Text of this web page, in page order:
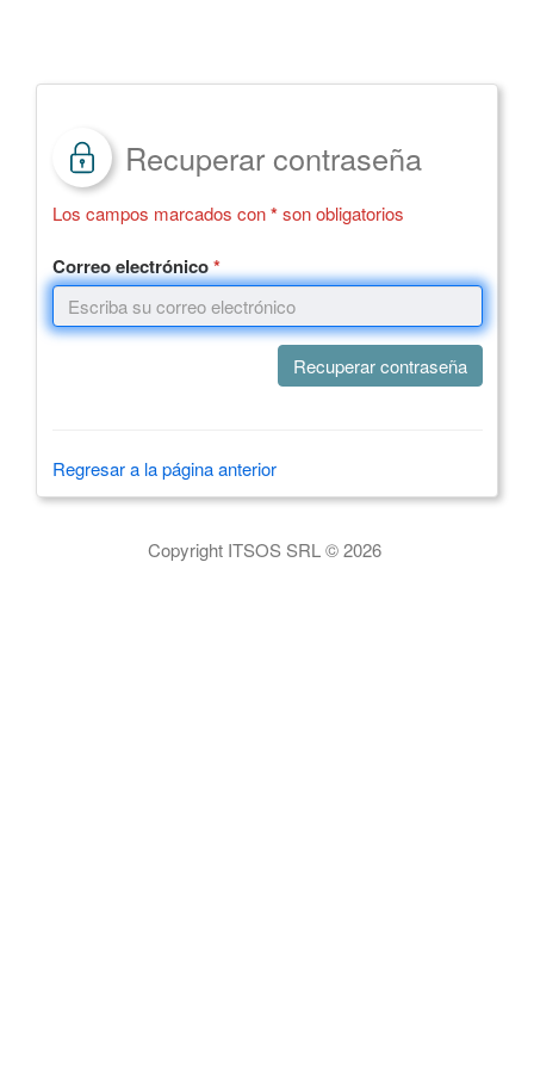
Cliente: Recuperar contraseña
Los campos marcados con*son obligatorios
Correo electrónico*
Regresar a la página anterior
ContactoCopyright ITSOS SRL © 2026